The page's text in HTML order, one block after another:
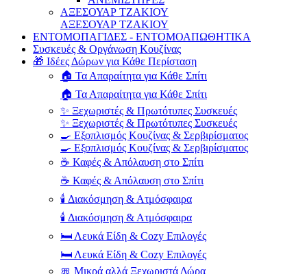
ΑΞΕΣΟΥΑΡ ΤΖΑΚΙΟΥ
ΑΞΕΣΟΥΑΡ ΤΖΑΚΙΟΥ
ΕΝΤΟΜΟΠΑΓΙΔΕΣ - ΕΝΤΟΜΟΑΠΩΘΗΤΙΚΑ
Συσκευές & Οργάνωση Κουζίνας
🎁 Ιδέες Δώρων για Κάθε Περίσταση
🏠 Τα Απαραίτητα για Κάθε Σπίτι
🏠 Τα Απαραίτητα για Κάθε Σπίτι
✨ Ξεχωριστές & Πρωτότυπες Συσκευές
✨ Ξεχωριστές & Πρωτότυπες Συσκευές
🍳 Εξοπλισμός Κουζίνας & Σερβιρίσματος
🍳 Εξοπλισμός Κουζίνας & Σερβιρίσματος
☕ Καφές & Απόλαυση στο Σπίτι
☕ Καφές & Απόλαυση στο Σπίτι
🕯️ Διακόσμηση & Ατμόσφαιρα
🕯️ Διακόσμηση & Ατμόσφαιρα
🛏️ Λευκά Είδη & Cozy Επιλογές
🛏️ Λευκά Είδη & Cozy Επιλογές
🎀 Μικρά αλλά Ξεχωριστά Δώρα